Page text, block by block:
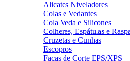
Alicates Niveladores
Colas e Vedantes
Cola Veda e Silicones
Colheres, Espátulas e
Cruzetas e Cunhas
Escopros
Facas de Corte EPS/XPS